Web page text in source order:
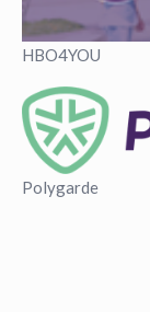
HBO4YOU
Polygarde